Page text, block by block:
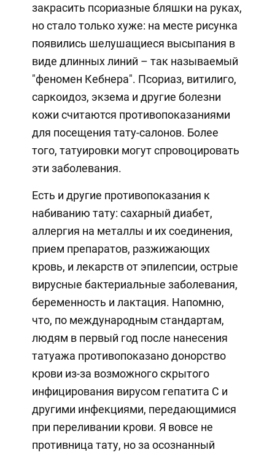
закрасить псориазные бляшки на руках,
но стало только хуже: на месте рисунка
появились шелушащиеся высыпания в
виде длинных линий – так называемый
"феномен Кебнера". Псориаз, витилиго,
саркоидоз, экзема и другие болезни
кожи считаются противопоказаниями
для посещения тату-салонов. Более
того, татуировки могут спровоцировать
эти заболевания.
Есть и другие противопоказания к
набиванию тату: сахарный диабет,
аллергия на металлы и их соединения,
прием препаратов, разжижающих
кровь, и лекарств от эпилепсии, острые
вирусные бактериальные заболевания,
беременность и лактация. Напомню,
что, по международным стандартам,
людям в первый год после нанесения
татуажа противопоказано донорство
крови из-за возможного скрытого
инфицирования вирусом гепатита С и
другими инфекциями, передающимися
при переливании крови. Я вовсе не
противница тату, но за осознанный